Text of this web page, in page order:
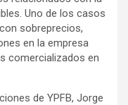
Uno de los casos
sobreprecios,
en la empresa
comercializados en
de YPFB, Jorge